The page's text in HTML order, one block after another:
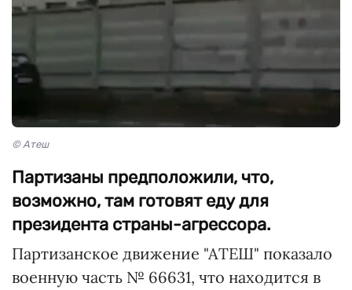
© Атеш
Партизаны предположили, что,
возможно, там готовят еду для
президента страны-агрессора.
Партизанское движение "АТЕШ" показало
военную часть № 66631, что находится в